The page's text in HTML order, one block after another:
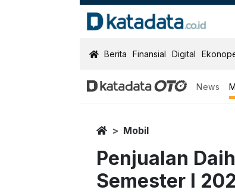
KatadataOTO
Berita Finansial Digital
News
HomeMobil
Penjualan
Semester I